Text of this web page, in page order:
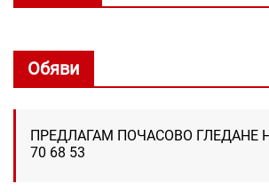
Обяви
ПРЕДЛАГАМ ПОЧАСОВО ГЛЕДАНЕ
70 68 53